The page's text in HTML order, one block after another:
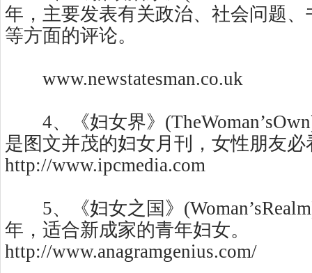
年，主要发表有关政治、社会问题
等方面的评论。
www.newstatesman.co.uk
4、《妇女界》
是图文并茂的妇女月刊，女性朋友必
http://www.ipcmedia.com
5、《妇女之国》
年，适合新成家的青年妇女。
http://www.anagramgenius.com/